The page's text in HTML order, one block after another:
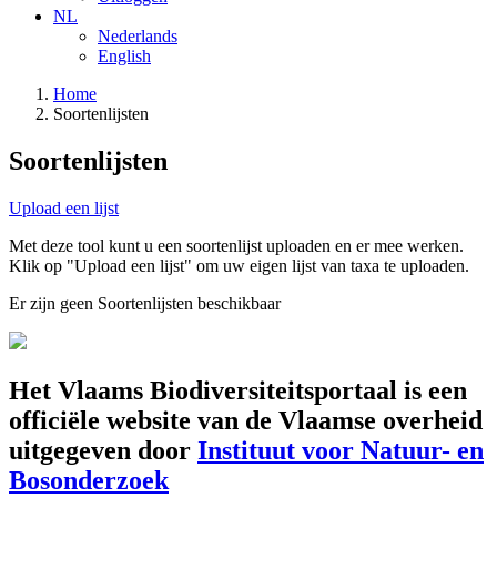
NL
Nederlands
English
Home
Soortenlijsten
Soortenlijsten
Upload een lijst
Met deze tool kunt u een soortenlijst uploaden en er mee werken.
Klik op "Upload een lijst" om uw eigen lijst van taxa te uploaden.
Er zijn geen Soortenlijsten beschikbaar
Het Vlaams Biodiversiteitsportaal is een
officiële website van de Vlaamse overheid
uitgegeven door Instituut voor Natuur- en
Bosonderzoek